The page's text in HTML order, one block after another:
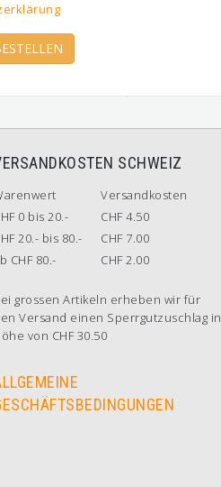
SCHWEIZ
Versandkosten
0 bis 20.-
CHF 4.50
20.- bis 80.-
CHF 7.00
CHF 80.-
CHF 2.00
grossen Artikeln erheben wir für
Versand einen Sperrgutzuschlag in
von CHF 30.50